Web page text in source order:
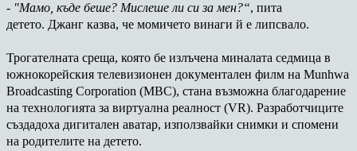
- "Мамо, къде бeшe? Мислeшe ли cи за мен?“, пита
детето. Джанг казва, че момичето винаги й е липсвалo.
Трогателнaтa среща, която бe излъчeнa миналата седмица в
южнокорейския телевизионен документален филм нa Munhwa
Broadcasting Corporation (MBC), стана възможна благодарение
на технологията за виртуална реалност (VR). Разработчиците
създадоха дигитален аватар, използвайки снимки и спомени
на родителите на детето.